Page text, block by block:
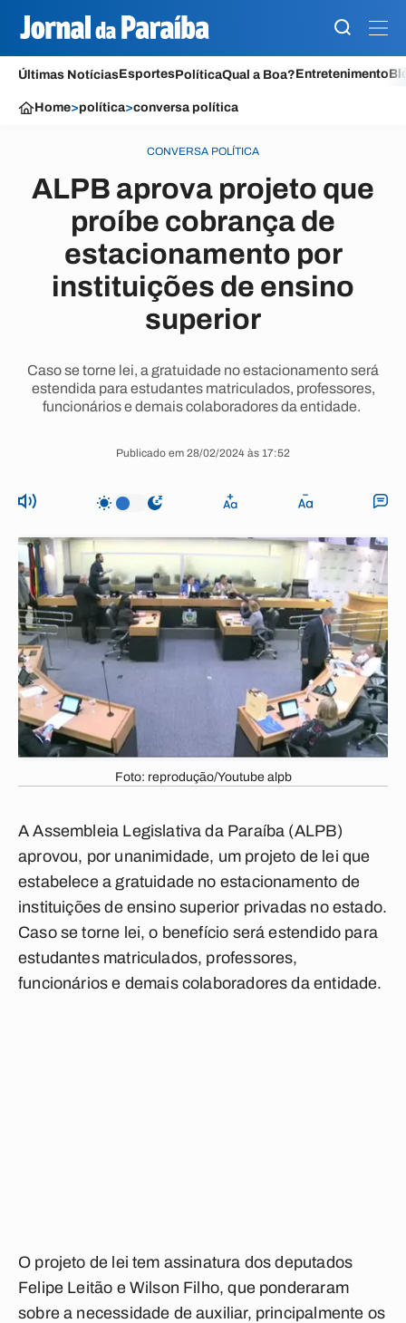
Últimas NotíciasEsportesPolíticaQual a Boa?Entretenimento
Home>política>conversa política
CONVERSA POLÍTICA
ALPB aprova projeto que
proíbe cobrança de
estacionamento por
instituições de ensino
superior
Caso se torne lei, a gratuidade no estacionamento será
estendida para estudantes matriculados, professores,
funcionários e demais colaboradores da entidade.
Publicado em 28/02/2024 às 17:52
Foto: reprodução/Youtube alpb
A Assembleia Legislativa da Paraíba (ALPB)
aprovou, por unanimidade, um projeto de lei que
estabelece a gratuidade no estacionamento de
instituições de ensino superior privadas no estado.
Caso se torne lei, o benefício será estendido para
estudantes matriculados, professores,
funcionários e demais colaboradores da entidade.
O projeto de lei tem assinatura dos deputados
Felipe Leitão e Wilson Filho, que ponderaram
sobre a necessidade de auxiliar, principalmente os